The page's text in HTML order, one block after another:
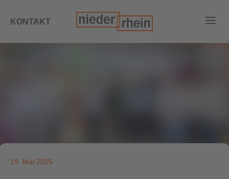
KONTAKT
19. Mai 2025